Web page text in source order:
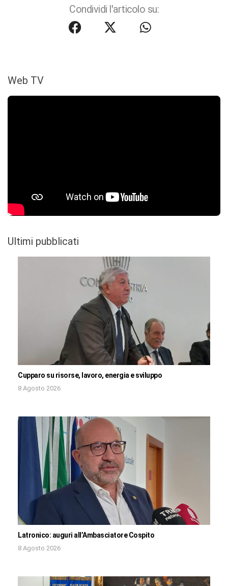
Condividi l'articolo su:
Web TV
Ultimi pubblicati
Cupparo su risorse, lavoro, energia e sviluppo
8 Agosto 2026
Latronico: auguri all’Ambasciatore Cospito
8 Agosto 2026